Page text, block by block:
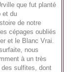
que fut planté
et du
de notre
cépages oubliés
et le Blanc Vrai.
nous
à un très
des sulfites, dont